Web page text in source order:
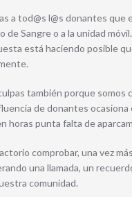
a tod@s l@s donantes que
de Sangre o a la unidad
está haciendo posible
también porque somos
de donantes ocasiona
horas punta falta de
comprobar, una vez
una llamada, un
comunidad.